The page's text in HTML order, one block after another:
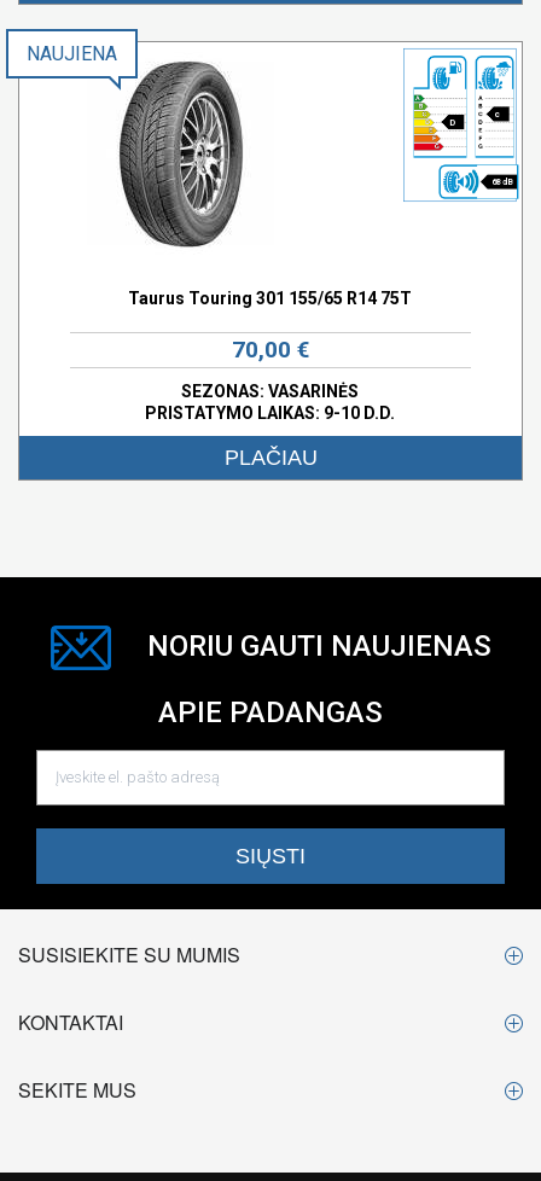
D
c
68 dB
NAUJIENA
Taurus Touring 301 155/65 R14 75T
70,00 €
SEZONAS: VASARINĖS
PRISTATYMO LAIKAS: 9-10 D.D.
PLAČIAU
NORIU GAUTI NAUJIENAS
APIE PADANGAS
SUSISIEKITE SU MUMIS
KONTAKTAI
SEKITE MUS